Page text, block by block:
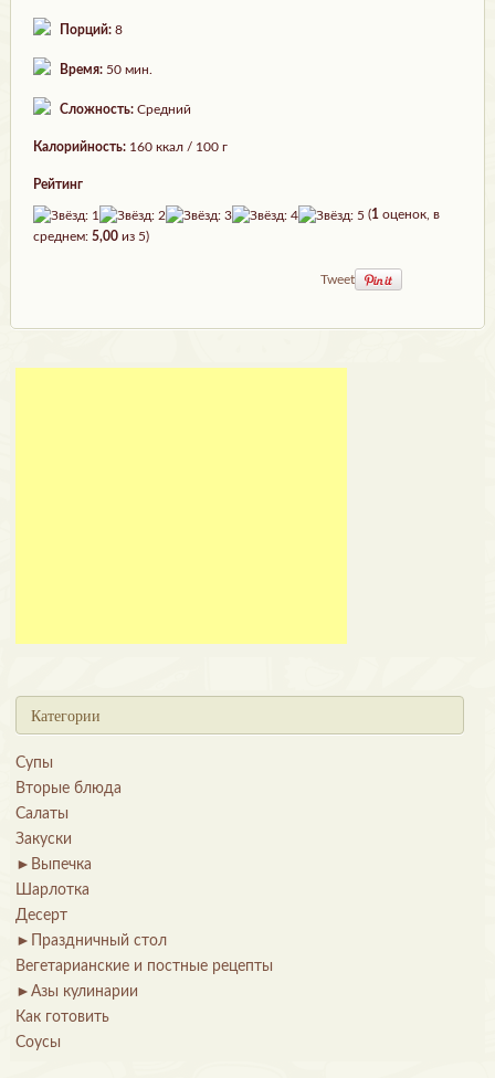
Порций:8
Время:50 мин.
Сложность:Средний
Калорийность:160 ккал / 100 г
Рейтинг
(1 оценок, в
среднем: 5,00из 5)
Tweet
Категории
Супы
Вторые блюда
Салаты
Закуски
► Выпечка
Шарлотка
Десерт
►
Праздничный стол
Вегетарианские и постные рецепты
► Азы кулинарии
Как готовить
Соусы